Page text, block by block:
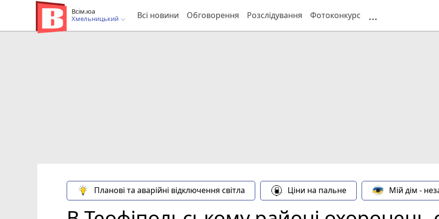
Всім.юа
Хмельницький
Всі новини Обговорення Розслідування Фотоконкурс ...
Планові та аварійні відключення світла Ціни на пальне Мій дім -